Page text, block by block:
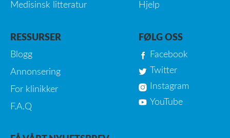
Medisinsk litteratur
Hjelp
RESSURSER
Blogg
Annonsering
For klinikker
F.A.Q
FØLG OSS
Facebook
Twitter
Instagram
YouTube